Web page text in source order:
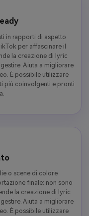
in rapporti di aspetto
per affascinare il
la creazione di lyric
Aiuta a migliorare
È possibile utilizzare
più coinvolgenti e pronti
o scene di colore
finale: non sono
la creazione di lyric
Aiuta a migliorare
È possibile utilizzare